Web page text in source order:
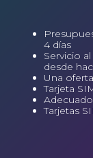
4 días
Servicio
desde
Una
Tarjeta
Tarjetas